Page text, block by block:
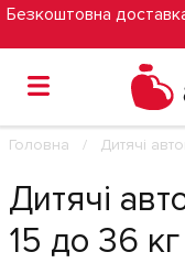
Безкоштовна
Головна Дитячі
Дитячі
15 до 36 кг